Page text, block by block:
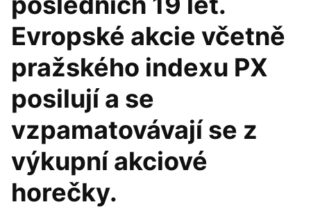
Evropské akcie včetně
pražského indexu PX
posilují a se
vzpamatovávají se z
výkupní akciové
horečky.